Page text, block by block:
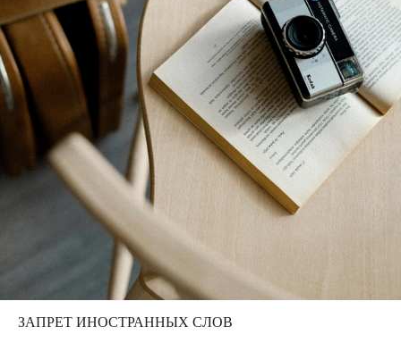
ЗАПРЕТ ИНОСТРАННЫХ СЛОВ